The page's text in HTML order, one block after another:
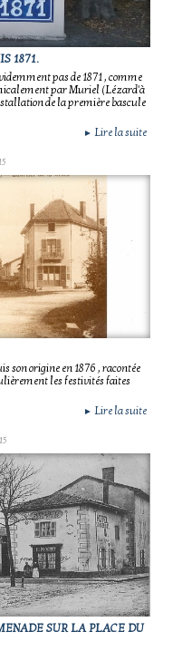
1871.
pas de 1871 , comme
par Muriel (Lézard'à
de la première bascule
► Lire la suite
son origine en 1876 , racontée
les festivités faites
► Lire la suite
SUR LA PLACE DU